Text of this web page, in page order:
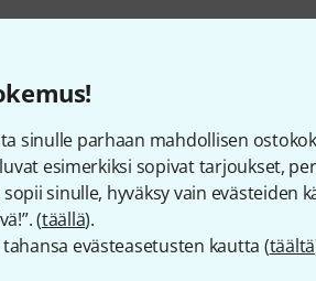
sinulle parhaan mahdollisen
esimerkiksi sopivat tarjoukset,
sinulle, hyväksy vain evästeiden
(täällä).
evästeasetusten kautta (täältä